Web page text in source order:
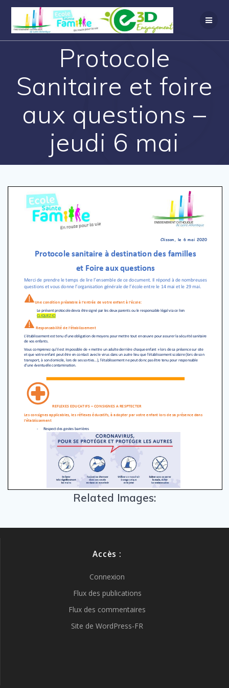
Protocole
Sanitaire et foire
aux questions –
jeudi 6 mai
Related Images:
Accès :
Connexion
Flux des publications
Flux des commentaires
Site de WordPress-FR